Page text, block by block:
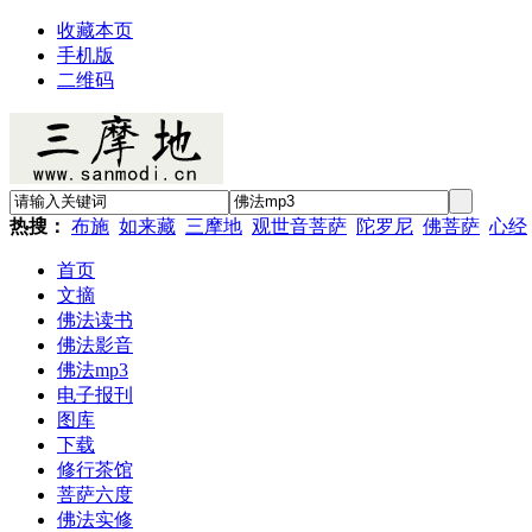
收藏本页
手机版
二维码
热搜： 布施 如来藏 三摩地 观世音菩萨 陀罗尼 佛菩萨 心经
首页
文摘
佛法读书
佛法影音
佛法mp3
电子报刊
图库
下载
修行茶馆
菩萨六度
佛法实修